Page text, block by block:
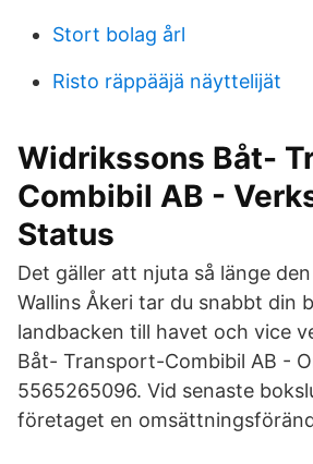
Stort bolag årl
Risto räppääjä näyttelijät
Widrikssons Båt-
Combibil AB -
Status
Det gäller att njuta så länge
Wallins Åkeri tar du snabbt din
landbacken till havet och vice
Båt- Transport-Combibil AB -
5565265096. Vid senaste
företaget en